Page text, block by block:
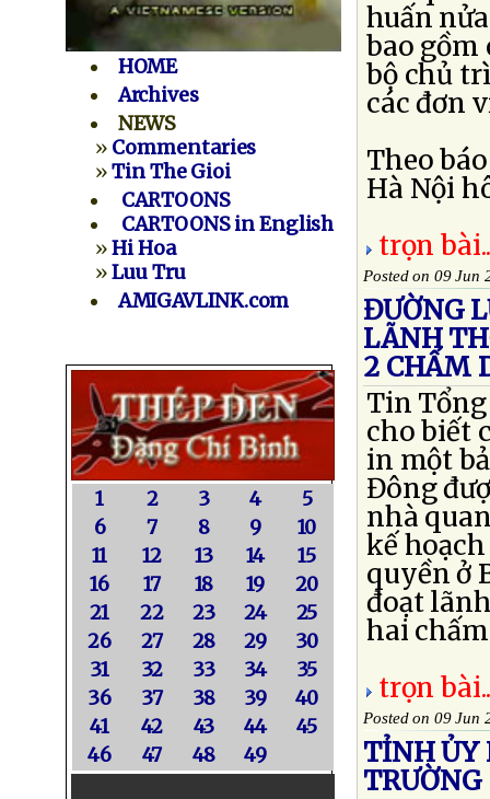
HOME
Archives
NEWS
» Commentaries
»Tin The Gioi
CARTOONS
CARTOONS in English
»Hi Hoa
»Luu Tru
AMIGAVLINK.com
1 2 3 4
5
6
7 8 9
10
11
12 13 14
15
16
17 18 19
20
21
22 23 24
25
26
27 28 29
30
31
32 33 34
35
36
37 38 39
40
41
42 43 44
45
46
47 48 49
huấn
bao gồm
bộ chủ
các đơn
Theo
Hà Nội
trọn
Posted on 09 Jun
ĐƯỜNG
LÃNH
2 CHẤM
Tin
cho biết
in một
Đông
nhà
kế
quyền ở
đoạt
hai
trọn
Posted on 09 Jun
TỈNH ỦY
TRƯỜNG